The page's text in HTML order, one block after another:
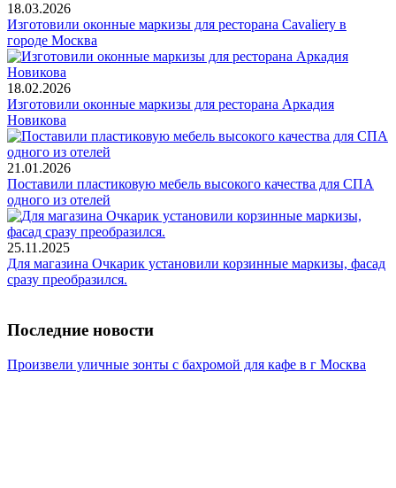
18.03.2026
Изготовили оконные маркизы для ресторана Cavaliery в
городе Москва
18.02.2026
Изготовили оконные маркизы для ресторана Аркадия
Новикова
21.01.2026
Поставили пластиковую мебель высокого качества для СПА
одного из отелей
25.11.2025
Для магазина Очкарик установили корзинные маркизы, фасад
сразу преобразился.
Последние новости
Произвели уличные зонты с бахромой для кафе в г Москва